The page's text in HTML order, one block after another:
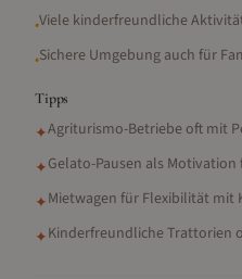
•Viele kinderfreundliche
•Sichere Umgebung auch für
Tipps
✦Agriturismo-Betriebe oft mit
✦Gelato-Pausen als
✦Mietwagen für Flexibilität mit
✦Kinderfreundliche Trattorien